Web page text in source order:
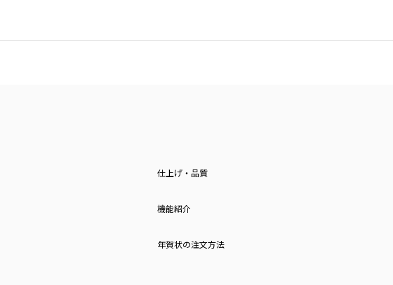
仕上げ・品質
機能紹介
年賀状の注文方法